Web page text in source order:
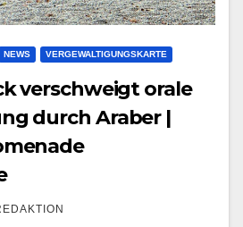
NEWS VERGEWALTIGUNGSKARTE
verschweigt orale
durch Araber |